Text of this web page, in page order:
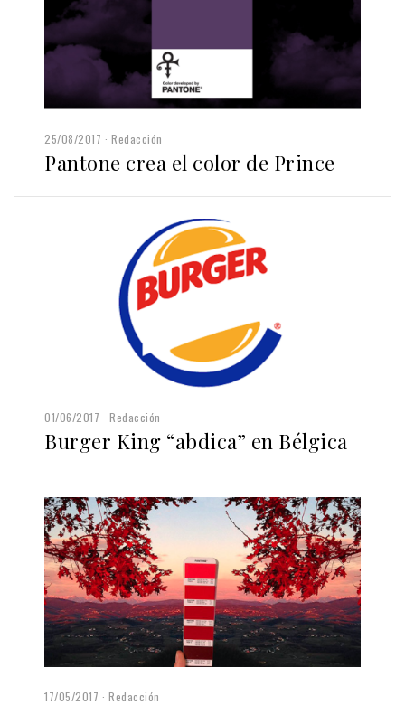
25/08/2017 Redacción
Pantone crea el color de Prince
01/06/2017 Redacción
Burger King “abdica” en Bélgica
17/05/2017 Redacción